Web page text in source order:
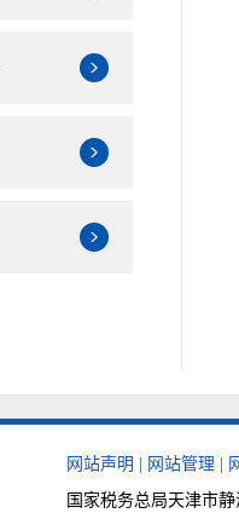
网站声明 网站管理
国家税务总局天津市